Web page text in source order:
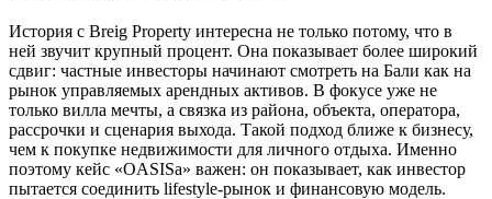
История с Breig Property интересна не только потому, что в
ней звучит крупный процент. Она показывает более широкий
сдвиг: частные инвесторы начинают смотреть на Бали как на
рынок управляемых арендных активов. В фокусе уже не
только вилла мечты, а связка из района, объекта, оператора,
рассрочки и сценария выхода. Такой подход ближе к бизнесу,
чем к покупке недвижимости для личного отдыха. Именно
поэтому кейс «OASISа» важен: он показывает, как инвестор
пытается соединить lifestyle-рынок и финансовую модель.